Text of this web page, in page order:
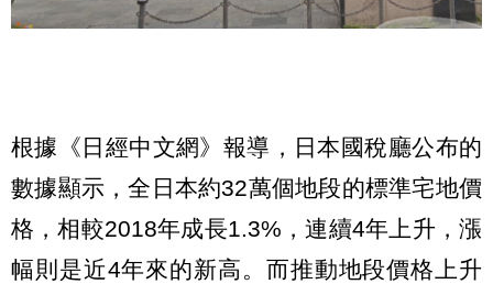
根據《日經中文網》報導，日本國稅廳公布的
數據顯示，全日本約32萬個地段的標準宅地價
格，相較2018年成長1.3%，連續4年上升，漲
幅則是近4年來的新高。而推動地段價格上升